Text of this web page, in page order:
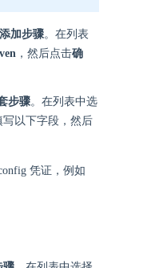
添加步骤。在列表
，然后点击确
步骤。在列表中选
写以下字段，然后
凭证，例如